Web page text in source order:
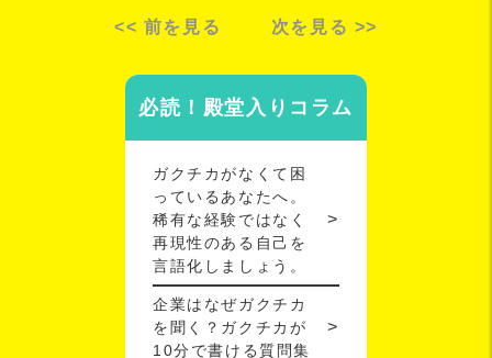
<< 前を見る 次を見る >>
必読！殿堂入りコラム
ガクチカがなくて困
っているあなたへ。
稀有な経験ではなく
再現性のある自己を
言語化しましょう。
企業はなぜガクチカ
を聞く？ガクチカが
10分で書ける質問集